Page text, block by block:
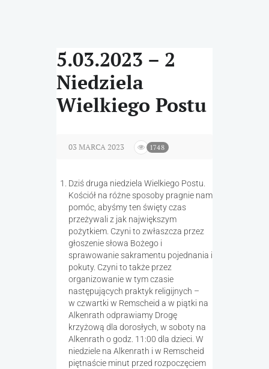
5.03.2023 – 2
Niedziela
Wielkiego Postu
03 MARCA 2023 1748
Dziś druga niedziela Wielkiego Postu.
Kościół na różne sposoby pragnie nam
pomóc, abyśmy ten święty czas
przeżywali z jak największym
pożytkiem. Czyni to zwłaszcza przez
głoszenie słowa Bożego i
sprawowanie sakramentu pojednania i
pokuty. Czyni to także przez
organizowanie w tym czasie
następujących praktyk religijnych –
w czwartki w Remscheid a w piątki na
Alkenrath odprawiamy Drogę
krzyżową dla dorosłych, w soboty na
Alkenrath o godz. 11:00 dla dzieci. W
niedziele na Alkenrath i w Remscheid
piętnaście minut przed rozpoczęciem